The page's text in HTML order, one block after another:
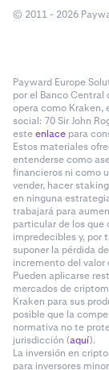
© 2011 - 2026
Payward Europe
por el Banco Central
opera como Kraken,
social: 70 Sir John
esteenlace para
Estos materiales
entenderse como
financieros ni como
vender, hacer
en ninguna
trabajará para
particular de los que
impredecibles y, por
suponer la pérdida
incremento del
Pueden aplicarse
mercados de
Kraken para sus
posible que la
normativa no te
jurisdicción (aquí).
La inversión en
para inversores